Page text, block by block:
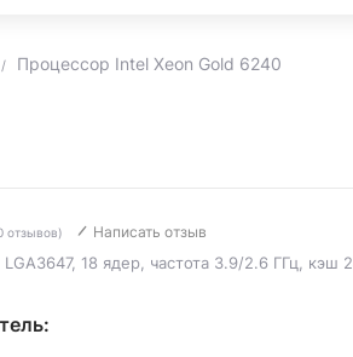
Процессор Intel Xeon Gold 6240
отзывов) Написать отзыв
LGA3647, 18 ядер, частота 3.9/2.6 ГГц, кэш